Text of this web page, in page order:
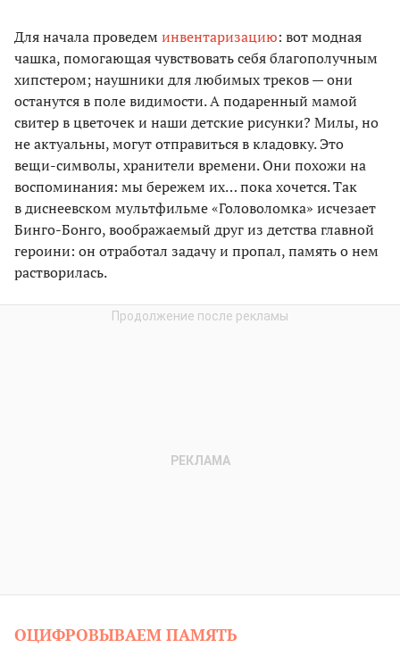
Для начала проведеминвентаризацию: вот модная
чашка, помогающая чувствовать себя благополучным
хипстером; наушники для любимых треков — они
останутся в поле видимости. А подаренный мамой
свитер в цветочек и наши детские рисунки? Милы, но
не актуальны, могут отправиться в кладовку. Это
вещи-символы, хранители времени. Они похожи на
воспоминания: мы бережем их… пока хочется. Так
в диснеевском мультфильме «Головоломка» исчезает
Бинго-Бонго, воображаемый друг из детства главной
героини: он отработал задачу и пропал, память о нем
растворилась.
ОЦИФРОВЫВАЕМ ПАМЯТЬ